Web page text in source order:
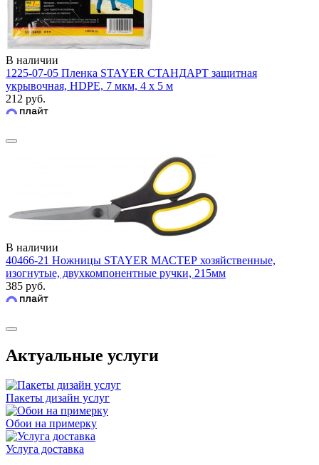
В наличии
1225-07-05 Пленка STAYER СТАНДАРТ защитная
укрывочная, HDPE, 7 мкм, 4 х 5 м
212 руб.
В наличии
40466-21 Ножницы STAYER МАСТЕР хозяйственные,
изогнутые, двухкомпонентные ручки, 215мм
385 руб.
Актуальные услуги
Пакеты дизайн услуг
Обои на примерку
Услуга доставка